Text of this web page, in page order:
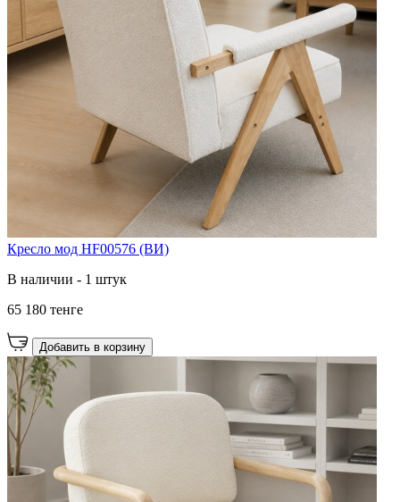
Кресло мод HF00576 (ВИ)
В наличии - 1 штук
65 180 тенге
Добавить в корзину